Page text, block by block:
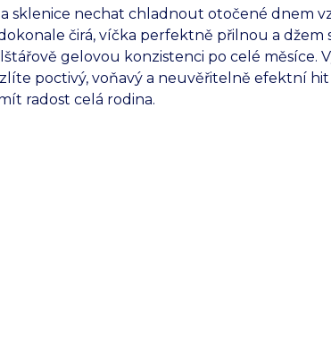
sklenice nechat chladnout otočené dnem
čirá, víčka perfektně přilnou a džem
gelovou konzistenci po celé měsíce.
poctivý, voňavý a neuvěřitelně efektní hit
radost celá rodina.